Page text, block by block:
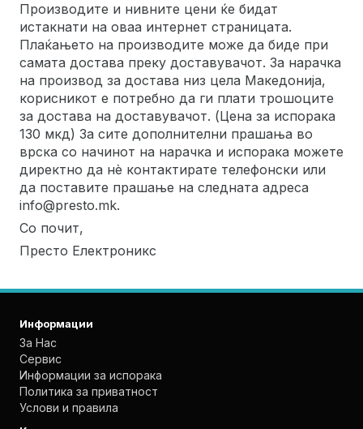
Производите и нивните цени ќе бидат
истакнати на оваа интернет страницата.
Плаќањето на производите може да биде при
самата достава преку доставувачот. За нарачка
на производ за достава низ цела Македонија,
корисникот е потребно да ги плати трошоците
за достава на доставувачот. (Цена за испорака
130 мкд) За сите дополнителни прашања во
врска со начинот на нарачка и испорака можете
директно да нѐ контактирате телефонски или
да поставите прашање на следната адреса
info@presto.mk.
Со почит,
Престо Електроникс
Информации
За Нас
Сервис
Информации за испорака
Политика за приватност
Услови и правила